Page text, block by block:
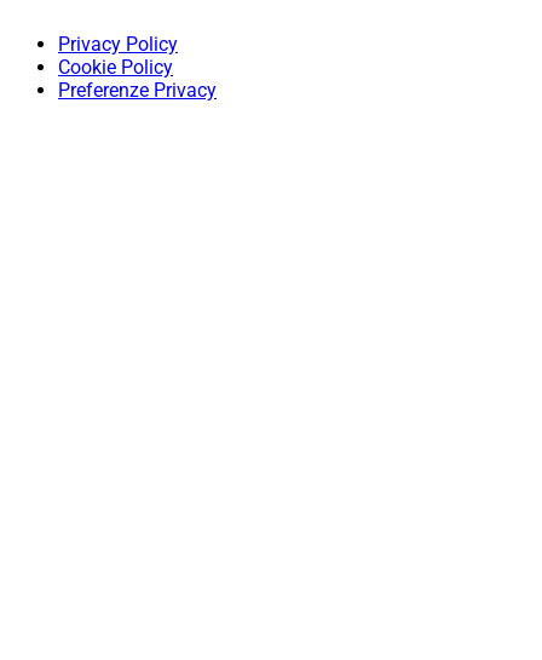
Privacy Policy
Cookie Policy
Preferenze Privacy